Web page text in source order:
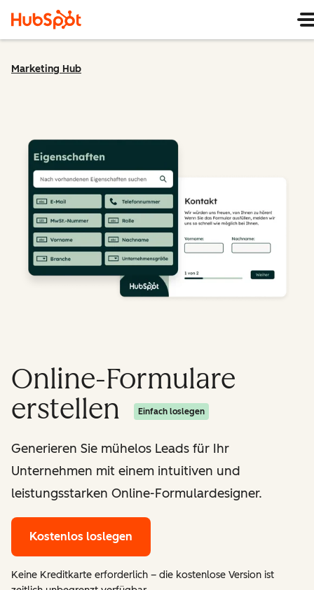
Marketing Hub
Online-Formulare
erstellen
Einfach loslegen
Generieren Sie mühelos Leads für Ihr
Unternehmen mit einem intuitiven und
leistungsstarken Online-Formulardesigner.
Kostenlos loslegen
Keine Kreditkarte erforderlich – die kostenlose Version ist